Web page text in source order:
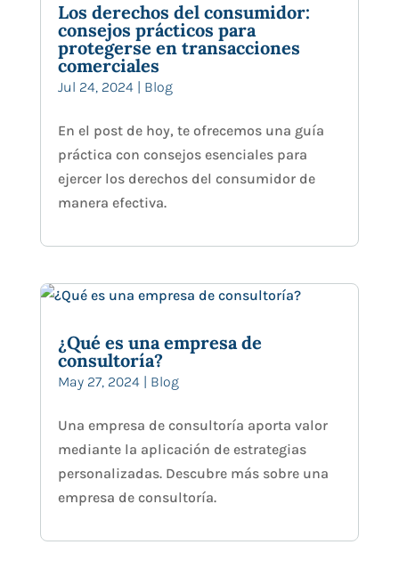
Los derechos del consumidor:
consejos prácticos para
protegerse en transacciones
comerciales
Jul 24, 2024| Blog
En el post de hoy, te ofrecemos una guía
práctica con consejos esenciales para
ejercer los derechos del consumidor de
manera efectiva.
¿Qué es una empresa de
consultoría?
May 27, 2024| Blog
Una empresa de consultoría aporta valor
mediante la aplicación de estrategias
personalizadas. Descubre más sobre una
empresa de consultoría.